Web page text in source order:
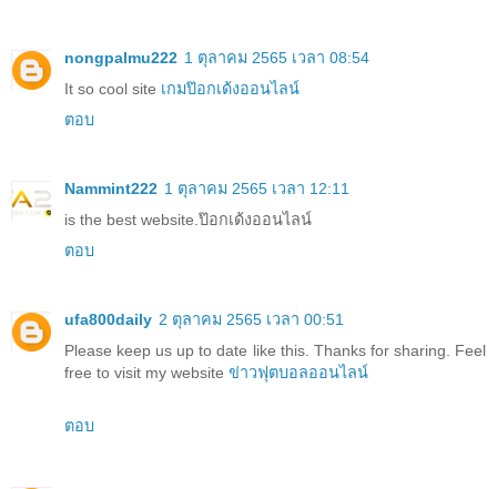
nongpalmu222 1 ตุลาคม 2565 เวลา 08:54
It so cool site เกมป๊อกเด้งออนไลน์
ตอบ
Nammint222 1 ตุลาคม 2565 เวลา 12:11
is the best website. ป๊อกเด้งออนไลน์
ตอบ
ufa800daily 2 ตุลาคม 2565 เวลา 00:51
Please keep us up to date like this. Thanks for sharing. Feel
free to visit my website ข่าวฟุตบอลออนไลน์
ตอบ